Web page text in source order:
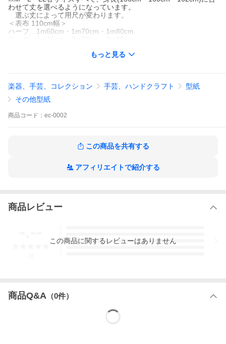
わせて丈を選べるようになっています。
選ぶ丈によって用尺が変わります。
＜表布 110cm幅＞
ハーフ…1m60cm・1m70cm・1m80cm
ハーフ丈、ロング丈どちらも作れるセットになっています。きれ
暖かみのある起毛素材やウールなど、素材を変えれば通年で着ら
れるアイテムです。素材や色を変えて、何枚も作っておいてもい
いですね。手ぬいの基礎の詳しい解説書もセットに含まれている
ので、手ぬいのソーイングが初めての方や、ミシンはないけどソ
ーイングを初めてみたい！という初心者さんにもオススメです。
もっと見る
楽器、手芸、コレクション 手芸、ハンドクラフト
型紙
その他型紙
商品 コード： ec-0002
この商品を共有する
アフィリエイトで紹介する
商品レビュー
3
この商品に関するレビューはありません
商品Q&A （0件）